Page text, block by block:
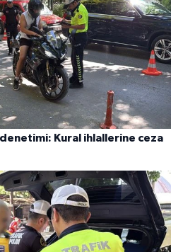
Kural ihlallerine ceza